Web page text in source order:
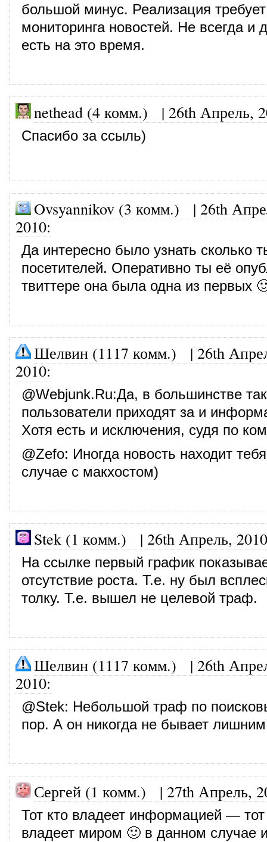
большой минус. Реализация требует
мониторинга новостей. Не всегда и
есть на это время.
nethead (4 комм.) | 26th Апрель,
Спасибо за ссыль)
Ovsyannikov (3 комм.) | 26th
2010:
Да интересно было узнать сколько
посетителей. Оперативно ты её
твиттере она была одна из первых
Шелвин (1117 комм.) | 26th
2010:
@Webjunk.Ru:Да, в большинстве
пользователи приходят за и
Хотя есть и исключения, судя по
@Zefo: Иногда новость находит
случае с макхостом)
Stek (1 комм.) | 26th Апрель, 2010
На ссылке первый график
отсутствие роста. Т.е. ну был
толку. Т.е. вышел не целевой траф.
Шелвин (1117 комм.) | 26th
2010:
@Stek: Небольшой траф по
пор. А он никогда не бывает
Сергей (1 комм.) | 27th Апрель,
Тот кто владеет информацией — тот
владеет миром 🙂 в данном случае